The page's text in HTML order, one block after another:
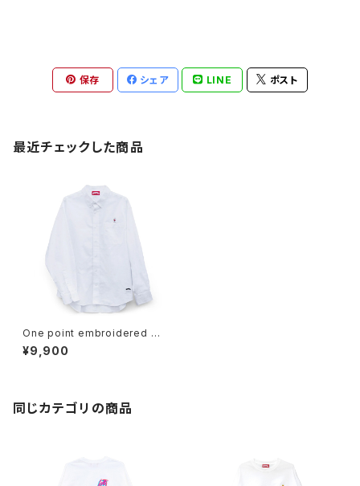
保存 シェア LINE ポスト
最近チェックした商品
One point embroidered B
¥9,900
同じカテゴリの商品